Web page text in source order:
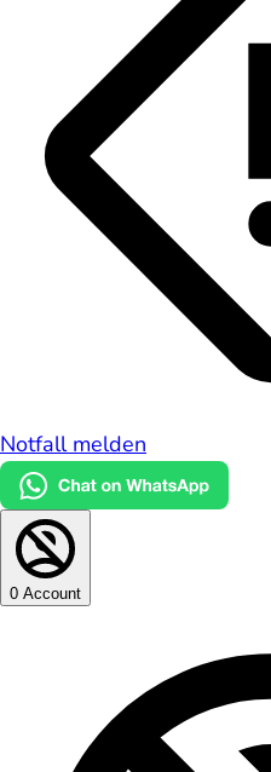
Notfall melden
0 Account